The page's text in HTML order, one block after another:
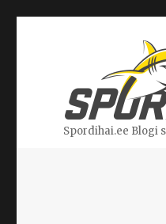
Spordihai.ee Blogi